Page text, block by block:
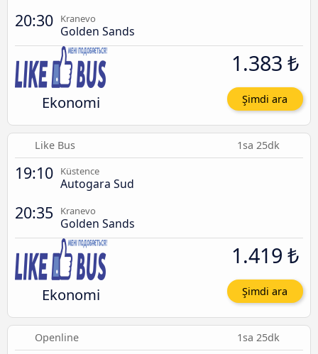
20:30 Kranevo
Golden Sands
Ekonomi
1.383 ₺
Şimdi ara
Like Bus 1sa 25dk
19:10 Küstence
Autogara Sud
20:35 Kranevo
Golden Sands
Ekonomi
1.419 ₺
Şimdi ara
Openline 1sa 25dk